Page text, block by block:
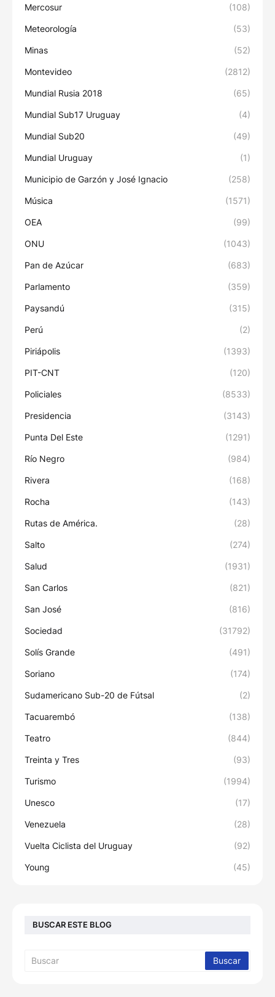
Mercosur (108)
Meteorología (53)
Minas (52)
Montevideo (2812)
Mundial Rusia 2018 (65)
Mundial Sub17 Uruguay (4)
Mundial Sub20 (49)
Mundial Uruguay (1)
Municipio de Garzón y José Ignacio (258)
Música (1571)
OEA (99)
ONU (1043)
Pan de Azúcar (683)
Parlamento (359)
Paysandú (315)
Perú (2)
Piriápolis (1393)
PIT-CNT (120)
Policiales (8533)
Presidencia (3143)
Punta Del Este (1291)
Río Negro (984)
Rivera (168)
Rocha (143)
Rutas de América. (28)
Salto (274)
Salud (1931)
San Carlos (821)
San José (816)
Sociedad (31792)
Solís Grande (491)
Soriano (174)
Sudamericano Sub-20 de Fútsal (2)
Tacuarembó (138)
Teatro (844)
Treinta y Tres (93)
Turismo (1994)
Unesco (17)
Venezuela (28)
Vuelta Ciclista del Uruguay (92)
Young (45)
BUSCAR ESTE BLOG